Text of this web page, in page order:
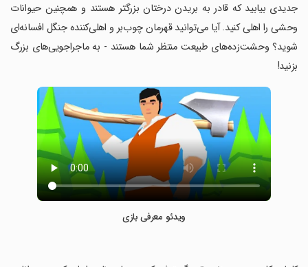
جدیدی بیابید که قادر به بریدن درختان بزرگتر هستند و همچنین حیوانات
وحشی را اهلی کنید. آیا می‌توانید قهرمان چوب‌بر و اهلی‌کننده جنگل افسانه‌ای
شوید؟ وحشت‌زده‌های طبیعت منتظر شما هستند - به ماجراجویی‌های بزرگ
بزنید!
ویدئو معرفی بازی